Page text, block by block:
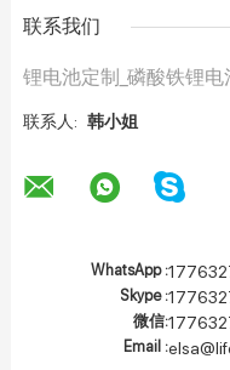
联系我们
锂电池定制_磷酸铁锂
联系人: 韩小姐
WhatsApp :
Skype :
微信:
Email :